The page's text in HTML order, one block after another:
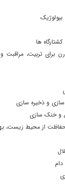
ها
برای تربیت، مراقبت
و ذخیره سازی
و خنک سازی
از محیط زیست،